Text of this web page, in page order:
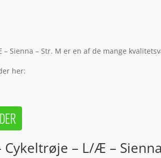
– Sienna – Str. M er en af de mange
her:
Cykeltrøje – L/Æ –